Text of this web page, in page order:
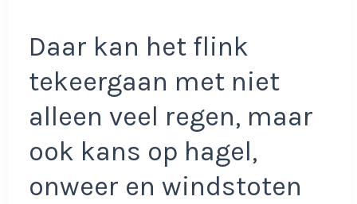
Daar kan het flink
tekeergaan met niet
alleen veel regen, maar
ook kans op hagel,
onweer en windstoten